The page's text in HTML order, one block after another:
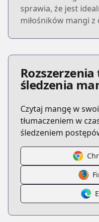
sprawia, że jest
miłośników mangi z
Rozszerzenia
śledzenia
Czytaj mangę w
tłumaczeniem w
śledzeniem